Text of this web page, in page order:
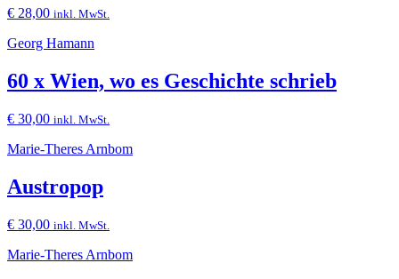
€ 28,00 inkl. MwSt.
Georg Hamann
60 x Wien, wo es Geschichte schrieb
€ 30,00 inkl. MwSt.
Marie-Theres Arnbom
Austropop
€ 30,00 inkl. MwSt.
Marie-Theres Arnbom